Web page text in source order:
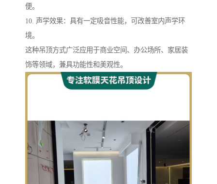
便。
10. 声学效果：具有一定吸音性能，可改善室内声学环
境。
这种吊顶方式广泛应用于商业空间、办公场所、家居装
饰等领域，兼具功能性和美观性。